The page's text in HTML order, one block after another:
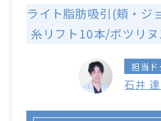
ライト脂肪吸引(頬・ジ
糸リフト10本/ボツリヌ
担当ド
石井